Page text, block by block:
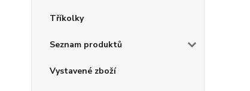
Tříkolky
Seznam produktů
Vystavené zboží